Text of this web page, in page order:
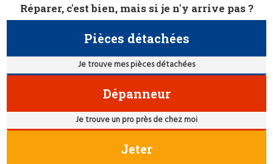
Réparer, c'est bien, mais si je n'y arrive pas ?
Pièces détachées
Je trouve mes pièces détachées
Dépanneur
Je trouve un pro près de chez moi
Jeter